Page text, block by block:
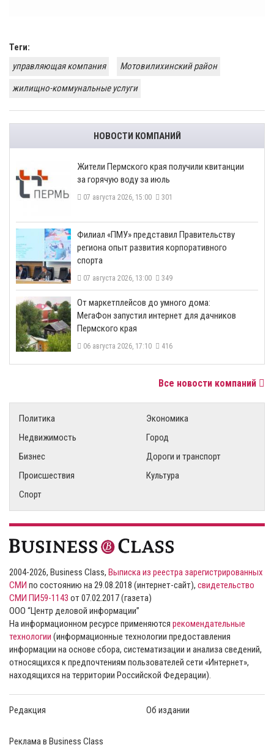
Теги:
управляющая компания
Мотовилихинский район
жилищно-коммунальные услуги
НОВОСТИ КОМПАНИЙ
​Жители Пермского края получили квитанции
за горячую воду за июль
07 августа 2026, 15:00 301
​Филиал «ПМУ» представил Правительству
региона опыт развития корпоративного
спорта
07 августа 2026, 13:00 349
От маркетплейсов до умного дома:
МегаФон запустил интернет для дачников
Пермского края
06 августа 2026, 17:10 416
Все новости компаний
Политика
Экономика
Недвижимость
Город
Бизнес
Дороги и транспорт
Происшествия
Культура
Спорт
2004-2026, Business Class, Выписка из реестра зарегистрированных
СМИ по состоянию на 29.08.2018 (интернет-сайт), свидетельство
СМИ ПИ59-1143 от 07.02.2017 (газета)
ООО “Центр деловой информации”
На информационном ресурсе применяются рекомендательные
технологии (информационные технологии предоставления
информации на основе сбора, систематизации и анализа сведений,
относящихся к предпочтениям пользователей сети «Интернет»,
находящихся на территории Российской Федерации).
Редакция Об издании
Реклама в Business Class